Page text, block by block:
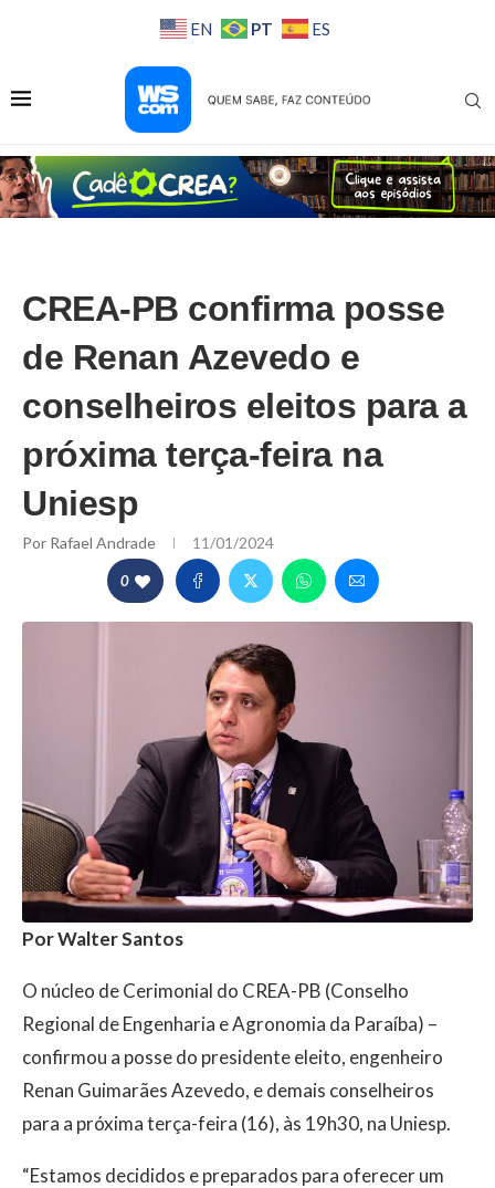
EN PT ES
CREA-PB confirma posse
de Renan Azevedo e
conselheiros eleitos para a
próxima terça-feira na
Uniesp
Por Rafael Andrade 11/01/2024
0
Por Walter Santos
O núcleo de Cerimonial do CREA-PB (Conselho
Regional de Engenharia e Agronomia da Paraíba) –
confirmou a posse do presidente eleito, engenheiro
Renan Guimarães Azevedo, e demais conselheiros
para a próxima terça-feira (16), às 19h30, na Uniesp.
“Estamos decididos e preparados para oferecer um